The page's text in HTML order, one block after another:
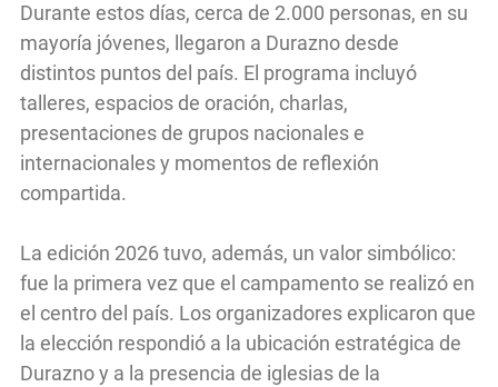
Durante estos días, cerca de 2.000 personas, en su
mayoría jóvenes, llegaron a Durazno desde
distintos puntos del país. El programa incluyó
talleres, espacios de oración, charlas,
presentaciones de grupos nacionales e
internacionales y momentos de reflexión
compartida.
La edición 2026 tuvo, además, un valor simbólico:
fue la primera vez que el campamento se realizó en
el centro del país. Los organizadores explicaron que
la elección respondió a la ubicación estratégica de
Durazno y a la presencia de iglesias de la